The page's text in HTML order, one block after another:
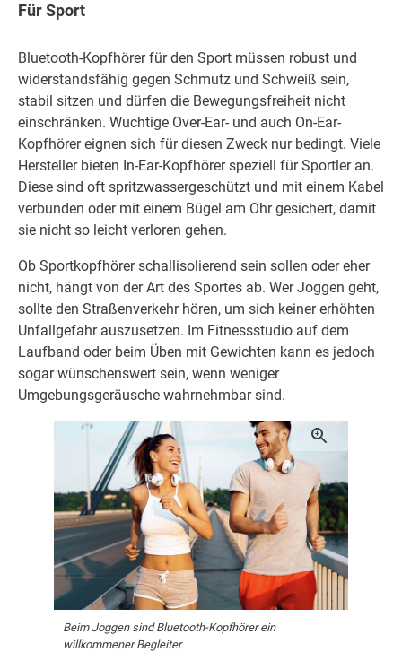
Für Sport
Bluetooth-Kopfhörer für den Sport müssen robust und
widerstandsfähig gegen Schmutz und Schweiß sein,
stabil sitzen und dürfen die Bewegungsfreiheit nicht
einschränken. Wuchtige Over-Ear- und auch On-Ear-
Kopfhörer eignen sich für diesen Zweck nur bedingt. Viele
Hersteller bieten In-Ear-Kopfhörer speziell für Sportler an.
Diese sind oft spritzwassergeschützt und mit einem Kabel
verbunden oder mit einem Bügel am Ohr gesichert, damit
sie nicht so leicht verloren gehen.
Ob Sportkopfhörer schallisolierend sein sollen oder eher
nicht, hängt von der Art des Sportes ab. Wer Joggen geht,
sollte den Straßenverkehr hören, um sich keiner erhöhten
Unfallgefahr auszusetzen. Im Fitnessstudio auf dem
Laufband oder beim Üben mit Gewichten kann es jedoch
sogar wünschenswert sein, wenn weniger
Umgebungsgeräusche wahrnehmbar sind.
Beim Joggen sind Bluetooth-Kopfhörer ein
willkommener Begleiter.